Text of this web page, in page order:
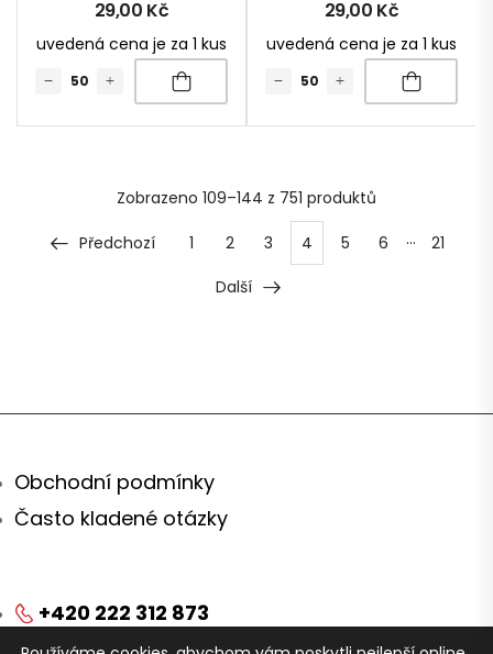
29,00 Kč
uvedená cena je za 1 kus
29,00 Kč
uvedená cena je za 1 kus
Zobrazeno 109–144 z 751 produktů
Předchozí 1 2 3 4 5 6 …
21
Další
Obchodní podmínky
Často kladené otázky
+420 222 312 873